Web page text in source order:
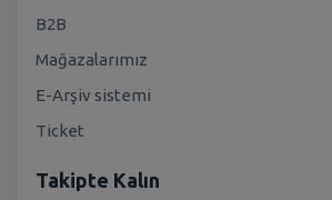
B2B
Mağazalarımız
E-Arşiv sistemi
Ticket
Takipte Kalın